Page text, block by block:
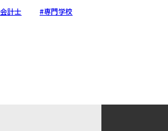
計士 #専門学校